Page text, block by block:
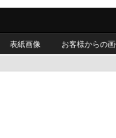
表紙画像 お客様からの